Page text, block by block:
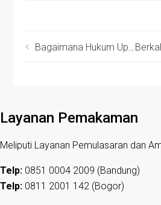
Bagaimana Hukum Update Status Saat Ramadhan?
Layanan Pemakaman
Meliputi Layanan Pemulasaran dan
Telp: 0851 0004 2009 (Bandung)
Telp: 0811 2001 142 (Bogor)